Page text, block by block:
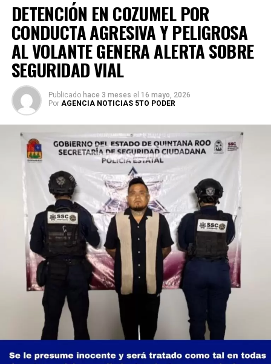
DETENCIÓN EN COZUMEL POR
CONDUCTA AGRESIVA Y PELIGROSA
AL VOLANTE GENERA ALERTA SOBRE
SEGURIDAD VIAL
Publicado hace 3 meses el 16 mayo, 2026
Por AGENCIA NOTICIAS 5TO PODER